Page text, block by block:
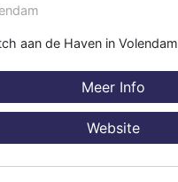
aan de Haven in Volendam
Meer Info
Website